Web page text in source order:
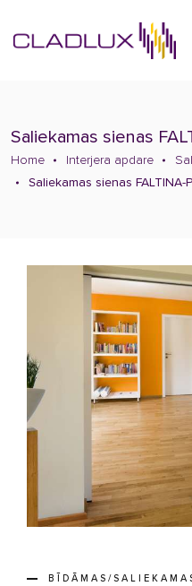
Saliekamas sienas
Home Interjera apdare
Saliekamas sienas FALTINA-
BĪDĀMAS/